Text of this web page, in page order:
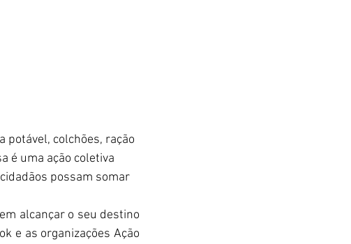
potável, colchões, ração
é uma ação coletiva
possam somar
alcançar o seu destino
e as organizações Ação